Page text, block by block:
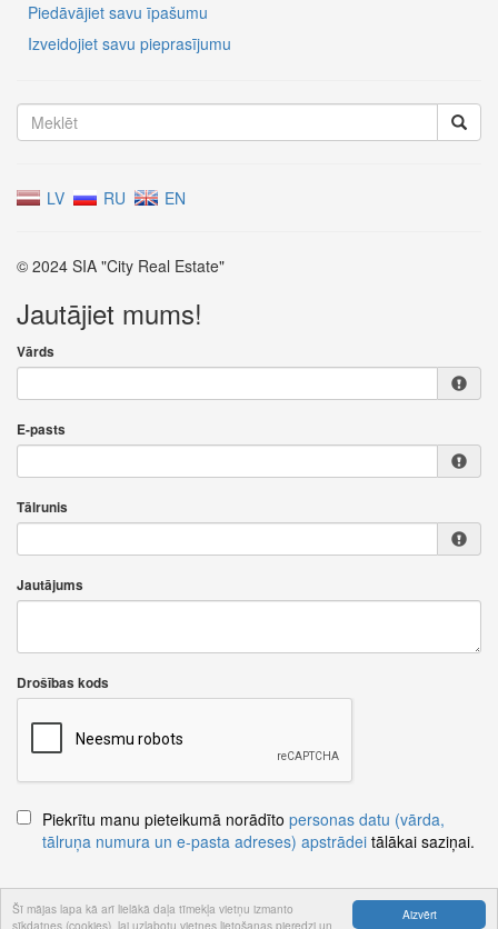
Aizvērt
Šī mājas lapa kā arī lielākā daļa tīmekļa vietņu izmanto
sīkdatnes (cookies), lai uzlabotu vietnes lietošanas pieredzi un
Piedāvājiet savu īpašumu
Izveidojiet savu pieprasījumu
LV RU EN
© 2024 SIA "City Real Estate"
Jautājiet mums!
Vārds
E-pasts
Tālrunis
Jautājums
Drošības kods
Piekrītu manu pieteikumā norādīto personas datu (vārda,
tālruņa numura un e-pasta adreses) apstrādei tālākai saziņai.